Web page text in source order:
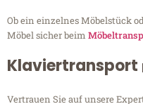
Ob ein einzelnes Möbelstück
Möbel sicher beim
Klaviertransport
Vertrauen Sie auf unsere